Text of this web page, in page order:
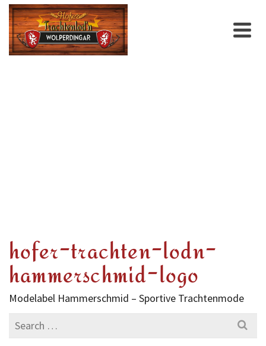
hofer-trachten-lodn-
hammerschmid-logo
Modelabel Hammerschmid – Sportive Trachtenmode
Search
for: